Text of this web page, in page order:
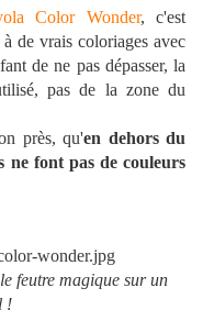
Color Wonder, c'est
de vrais coloriages avec
de ne pas dépasser, la
pas de la zone du
près, qu'en dehors du
ne font pas de couleurs
feutre magique sur un
!